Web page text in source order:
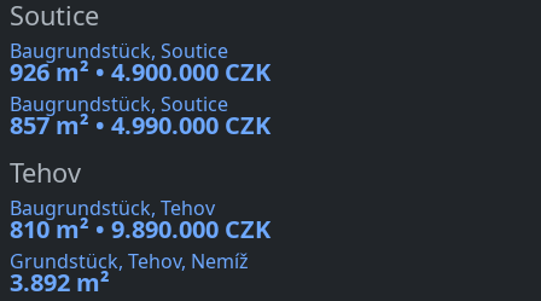
Soutice
Baugrundstück, Soutice
926 m² • 4.900.000 CZK
Baugrundstück, Soutice
857 m² • 4.990.000 CZK
Tehov
Baugrundstück, Tehov
810 m² • 9.890.000 CZK
Grundstück, Tehov, Nemíž
3.892 m²